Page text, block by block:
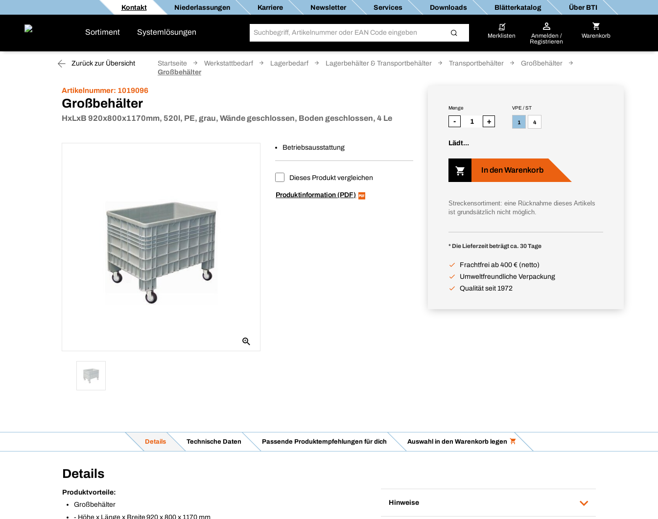
Kontakt Niederlassungen Karriere Newsletter Services Downloads Blätterkatalog Über BTI
Sortiment Systemlösungen Merklisten
Anmelden /
Registrieren
Warenkorb
Zurück zur Übersicht Startseite Werkstattbedarf Lagerbedarf Lagerbehälter & Transportbehälter Transportbehälter
Großbehälter
Großbehälter
Artikelnummer: 1019096
Großbehälter
HxLxB 920x800x1170mm, 520l, PE, grau, Wände geschlossen, Boden geschlossen, 4 Le
Betriebsausstattung
Dieses Produkt vergleichen
Produktinformation (PDF)
VPE / ST
1 4
Menge
- +
Lädt...
In den Warenkorb
Streckensortiment: eine Rücknahme dieses Artikels
ist grundsätzlich nicht möglich.
* Die Lieferzeit beträgt ca. 30 Tage
Frachtfrei ab 400 € (netto)
Umweltfreundliche Verpackung
Qualität seit 1972
Details Technische Daten Passende Produktempfehlungen für dich Auswahl in den Warenkorb legen
Details
Produktvorteile:
Großbehälter
- Höhe x Länge x Breite 920 x 800 x 1170 mm
Hinweise